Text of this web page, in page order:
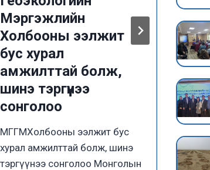
Мэргэжлийн
Холбооны ээлжит
бус хурал
амжилттай болж,
шинэ тэргүүнээ
сонголоо
МГГМХолбооны ээлжит бус
хурал амжилттай болж, шинэ
тэргүүнээ сонголоо Монголын